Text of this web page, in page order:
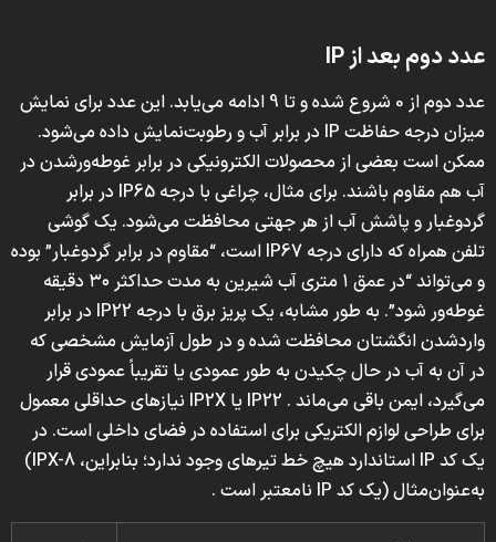
عدد دوم بعد از IP
عدد دوم از 0 شروع شده و تا 9 ادامه می‌یابد. این عدد برای نمایش
میزان درجه حفاظت IP در برابر آب و رطوبت‌نمایش داده می‌شود.
ممکن است بعضی از محصولات الکترونیکی در برابر غوطه‌ورشدن در
آب هم مقاوم باشند. برای مثال، چراغی با درجه IP65 در برابر
گردوغبار و پاشش آب از هر جهتی محافظت می‌شود. یک گوشی
تلفن همراه که دارای درجه IP67 است، “مقاوم در برابر گردوغبار” بوده
و می‌تواند “در عمق ۱ متری آب شیرین به مدت حداکثر ۳۰ دقیقه
غوطه‌ور شود”. به طور مشابه، یک پریز برق با درجه IP22 در برابر
واردشدن انگشتان محافظت شده و در طول آزمایش مشخصی که
در آن به آب در حال چکیدن به طور عمودی یا تقریباً عمودی قرار
می‌گیرد، ایمن باقی می‌ماند . IP22 یا IP2X نیازهای حداقلی معمول
برای طراحی لوازم الکتریکی برای استفاده در فضای داخلی است. در
یک کد IP استاندارد هیچ خط تیرهای وجود ندارد؛ بنابراین، IPX-8)
به‌عنوان‌مثال (یک کد IP نامعتبر است .